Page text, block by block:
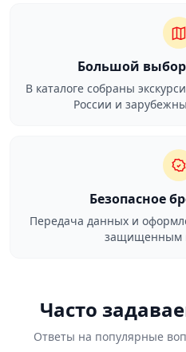
Большой
В каталоге собраны
России и
Безопасное
Передача данных и
защищенным
Часто
Ответы на популярные